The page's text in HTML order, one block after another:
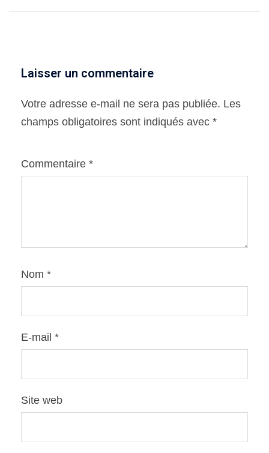
Laisser un commentaire
Votre adresse e-mail ne sera pas publiée. Les
champs obligatoires sont indiqués avec *
Commentaire *
Nom *
E-mail *
Site web